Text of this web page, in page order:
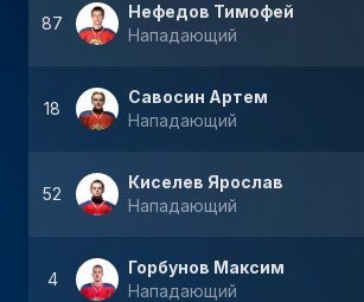
87
Нефедов Тимофей
Нападающий
18
Савосин Артем
Нападающий
52
Киселев Ярослав
Нападающий
4
Горбунов Максим
Нападающий